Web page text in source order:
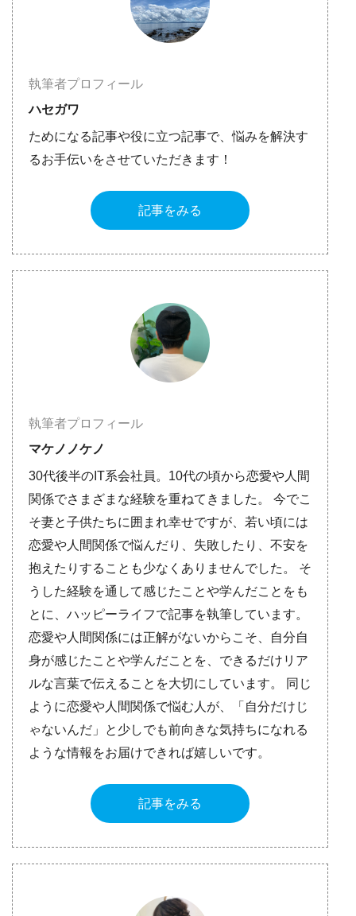
執筆者プロフィール
ハセガワ
ためになる記事や役に立つ記事で、悩みを解決す
るお手伝いをさせていただきます！
記事をみる
執筆者プロフィール
マケノノケノ
30代後半のIT系会社員。10代の頃から恋愛や人間
関係でさまざまな経験を重ねてきました。 今でこ
そ妻と子供たちに囲まれ幸せですが、若い頃には
恋愛や人間関係で悩んだり、失敗したり、不安を
抱えたりすることも少なくありませんでした。 そ
うした経験を通して感じたことや学んだことをも
とに、ハッピーライフで記事を執筆しています。
恋愛や人間関係には正解がないからこそ、自分自
身が感じたことや学んだことを、できるだけリア
ルな言葉で伝えることを大切にしています。 同じ
ように恋愛や人間関係で悩む人が、「自分だけじ
ゃないんだ」と少しでも前向きな気持ちになれる
ような情報をお届けできれば嬉しいです。
記事をみる